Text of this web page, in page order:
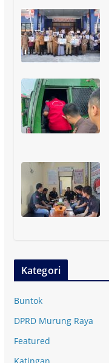
Kategori
Buntok
DPRD Murung Raya
Featured